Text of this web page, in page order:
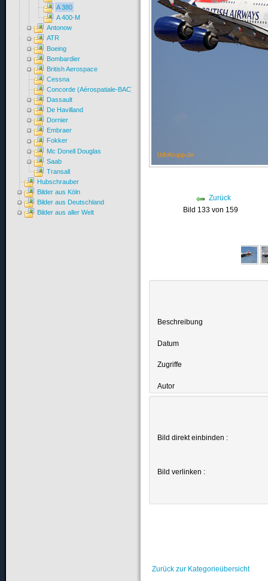
Zurück
Bild 133 von 159
Beschreibung
Datum
Zugriffe
Autor
Bild direkt einbinden :
Bild verlinken :
Zurück zur Kategorieübersicht
A 380
A 400-M
Antonow
ATR
Boeing
Bombardier
British Aerospace
Cessna
Concorde (Aérospatiale-BAC)
Dassault
De Havilland
Dornier
Embraer
Fokker
Mc Donell Douglas
Saab
Transall
Hubschrauber
Bilder aus Köln
Bilder aus Deutschland
Bilder aus aller Welt